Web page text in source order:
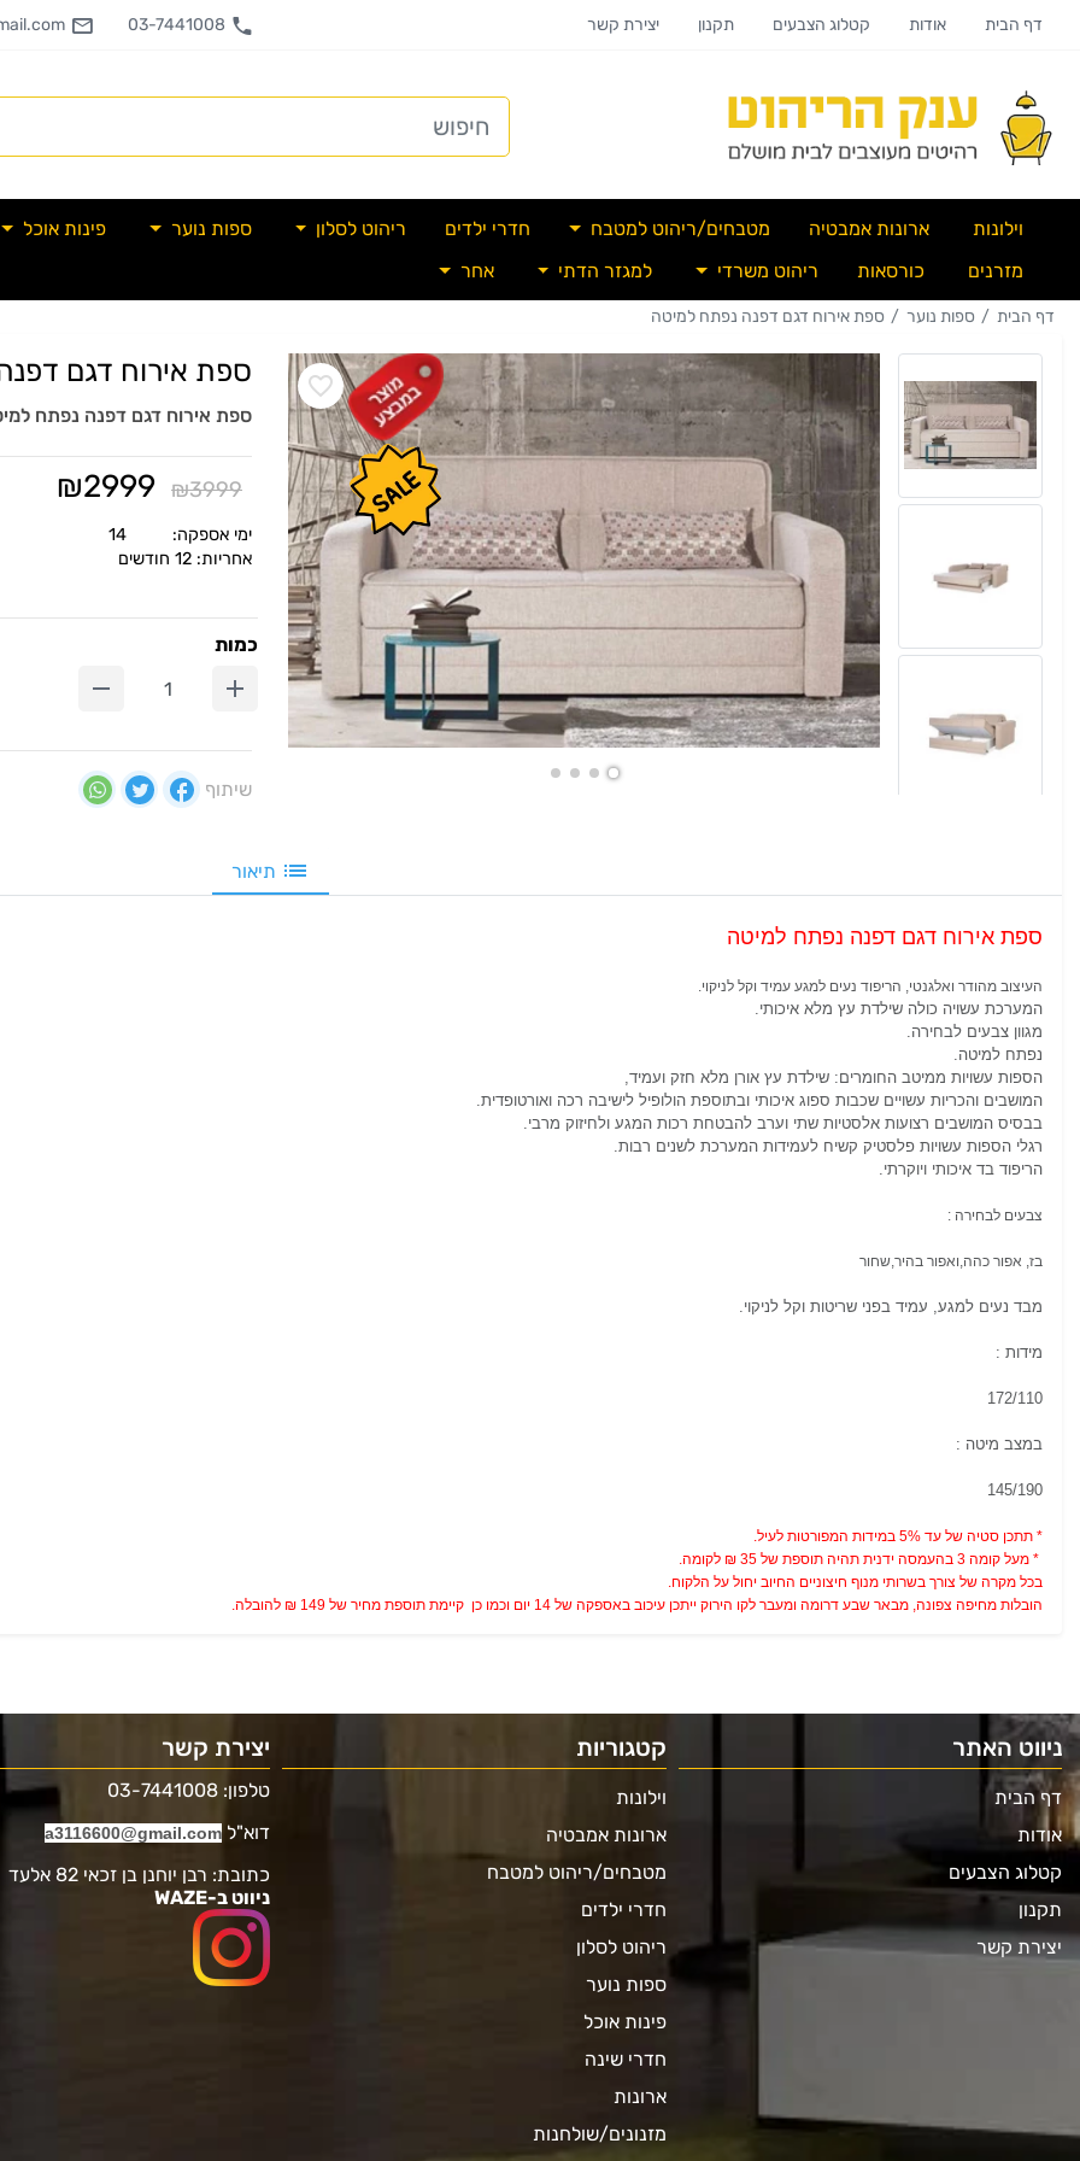
דף הבית אודות קטלוג הצבעים תקנון יצירת קשר 03-7441008
וילונות ארונות אמבטיה מטבחים/ריהוט למטבח חדרי ילדים ריהוט לסלון ספות נוער פינות אוכל
מזרנים
כורסאות ריהוט משרדי למגזר הדתי אחר
דף הבית ספות נוער ספת אירוח דגם דפנה נפתח למיטה
ספת אירוח דגם
ספת אירוח דגם דפנה נפתח
₪3999
₪2999
ימי אספקה:
אחריות: 12 חודשים
כמות
שיתוף
תיאור
ספת אירוח דגם דפנה נפתח למיטה
העיצוב מהודר ואלגנטי, הריפוד נעים למגע עמיד וקל לניקוי.
המערכת עשויה כולה שילדת עץ מלא איכותי.
מגוון צבעים לבחירה.
נפתח למיטה.
הספות עשויות ממיטב החומרים: שילדת עץ אורן מלא חזק ועמיד,
המושבים והכריות עשויים שכבות ספוג איכותי ובתוספת הולופיל לישיבה רכה ואורטופדית.
בבסיס המושבים רצועות אלסטיות שתי וערב להבטחת רכות המגע ולחיזוק מרבי.
רגלי הספות עשויות פלסטיק קשיח לעמידות המערכת לשנים רבות.
הריפוד בד איכותי ויוקרתי.
צבעים לבחירה :
בז, אפור כהה,ואפור בהיר,שחור
מבד נעים למגע, עמיד בפני שריטות וקל לניקוי.
מידות :
172/110
במצב מיטה :
145/190
* תתכן סטיה של עד 5% במידות המפורטות לעיל.
* מעל קומה 3 בהעמסה ידנית תהיה תוספת של 35 ₪ לקומה.
בכל מקרה של צורך בשרותי מנוף חיצוניים החיוב יחול על הלקוח.
הובלות מחיפה צפונה, מבאר שבע דרומה ומעבר לקו הירוק ייתכן עיכוב באספקה של 14 יום וכמו כן קיימת תוספת מחיר של 149 ₪ להובלה.
ניווט האתר
דף הבית
אודות
קטלוג הצבעים
תקנון
יצירת קשר
קטגוריות
וילונות
ארונות אמבטיה
מטבחים/ריהוט למטבח
חדרי ילדים
ריהוט לסלון
ספות נוער
פינות אוכל
חדרי שינה
ארונות
מזנונים/שולחנות
יצירת קשר
טלפון: 03-7441008
דוא"ל a3116600@gmail.com
כתובת: רבן יוחנן בן זכאי 82 אלעד
ניווט ב-WAZE